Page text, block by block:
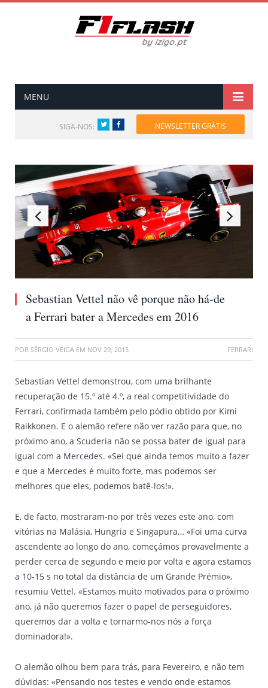
MENU
SIGA-NOS: TwitterFacebook NEWSLETTER GRÁTIS
Sebastian Vettel não vê porque não há-de
a Ferrari bater a Mercedes em 2016
POR SÉRGIO VEIGA EM NOV 29, 2015 FERRARI
Sebastian Vettel demonstrou, com uma brilhante
recuperação de 15.º até 4.º, a real competitividade do
Ferrari, confirmada também pelo pódio obtido por Kimi
Raikkonen. E o alemão refere não ver razão para que, no
próximo ano, a Scuderia não se possa bater de igual para
igual com a Mercedes. «Sei que ainda temos muito a fazer
e que a Mercedes é muito forte, mas podemos ser
melhores que eles, podemos batê-los!».
E, de facto, mostraram-no por três vezes este ano, com
vitórias na Malásia, Hungria e Singapura… «Foi uma curva
ascendente ao longo do ano, começámos provavelmente a
perder cerca de segundo e meio por volta e agora estamos
a 10-15 s no total da distância de um Grande Prémio»,
resumiu Vettel. «Estamos muito motivados para o próximo
ano, já não queremos fazer o papel de perseguidores,
queremos dar a volta e tornarmo-nos nós a força
dominadora!».
O alemão olhou bem para trás, para Fevereiro, e não tem
dúvidas: «Pensando nos testes e vendo onde estamos